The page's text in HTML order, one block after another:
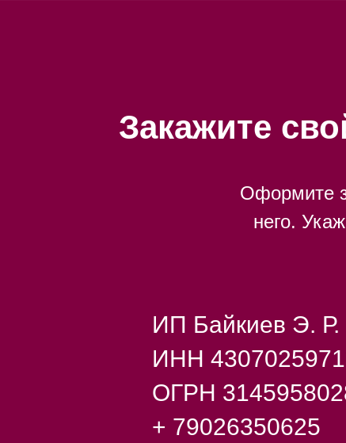
Закажите
Оформите
него.
ИП Байкиев Э. Р.
ИНН
ОГРН
+ 79026350625